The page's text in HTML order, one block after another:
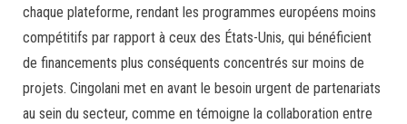
chaque plateforme, rendant les programmes européens moins
compétitifs par rapport à ceux des États-Unis, qui bénéficient
de financements plus conséquents concentrés sur moins de
projets. Cingolani met en avant le besoin urgent de partenariats
au sein du secteur, comme en témoigne la collaboration entre